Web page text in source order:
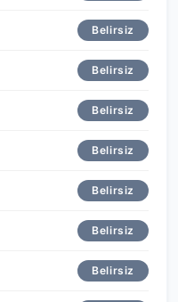
Belirsiz
Belirsiz
Belirsiz
Belirsiz
Belirsiz
Belirsiz
Belirsiz